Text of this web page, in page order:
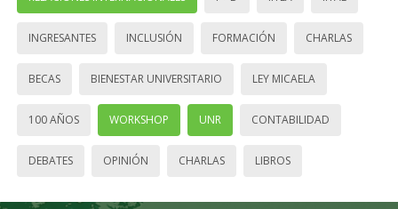
INGRESANTES INCLUSIÓN FORMACIÓN CHARLAS
BECAS BIENESTAR UNIVERSITARIO LEY MICAELA
100 AÑOS WORKSHOP UNR CONTABILIDAD
DEBATES OPINIÓN CHARLAS LIBROS